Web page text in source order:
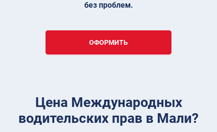
без проблем.
ОФОРМИТЬ
Цена Международных
водительских прав в Мали?